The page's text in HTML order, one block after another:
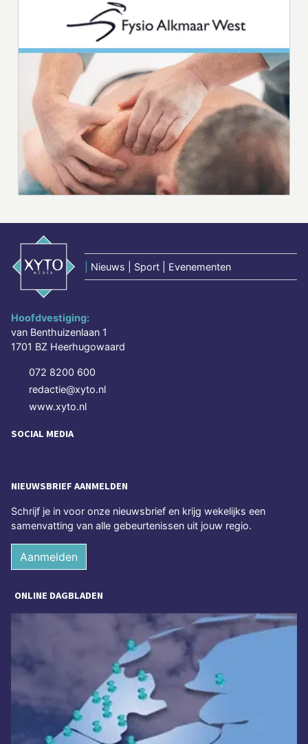
Nieuws | Sport | Evenementen
Hoofdvestiging:
van Benthuizenlaan 1
1701 BZ Heerhugowaard
072 8200 600
redactie@xyto.nl
www.xyto.nl
SOCIAL MEDIA
NIEUWSBRIEF AANMELDEN
Schrijf je in voor onze nieuwsbrief en krijg wekelijks een
samenvatting van alle gebeurtenissen uit jouw regio.
Aanmelden
ONLINE DAGBLADEN